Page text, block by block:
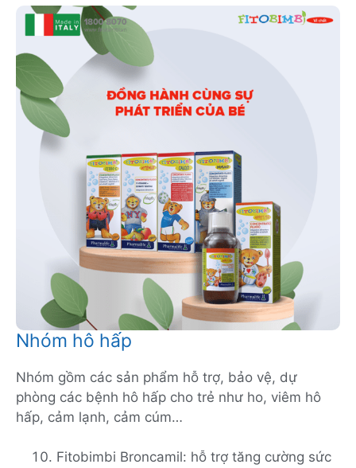
Nhóm hô hấp
Nhóm gồm các sản phẩm hỗ trợ, bảo vệ, dự
phòng các bệnh hô hấp cho trẻ như ho, viêm hô
hấp, cảm lạnh, cảm cúm…
Fitobimbi Broncamil: hỗ trợ tăng cường sức